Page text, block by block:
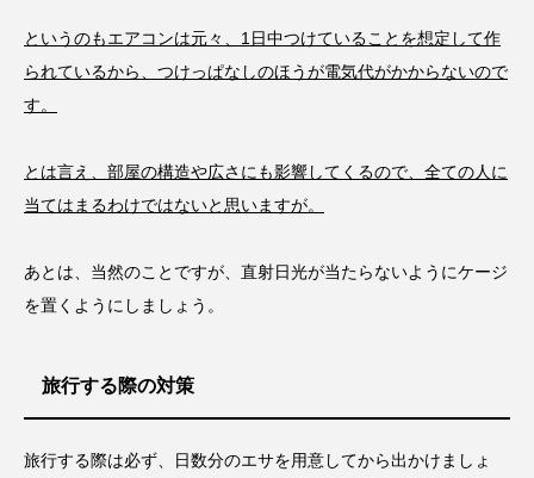
というのもエアコンは元々、1日中つけていることを想定して作
られているから、つけっぱなしのほうが電気代がかからないので
す。
とは言え、部屋の構造や広さにも影響してくるので、全ての人に
当てはまるわけではないと思いますが。
あとは、当然のことですが、直射日光が当たらないようにケージ
を置くようにしましょう。
旅行する際の対策
旅行する際は必ず、日数分のエサを用意してから出かけましょ